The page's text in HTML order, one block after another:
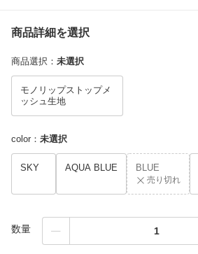
商品詳細を選択
商品選択 ： 未選択
モノリップストップメ
ッシュ生地
color ： 未選択
SKY AQUA BLUE BLUE
売り切れ
数量